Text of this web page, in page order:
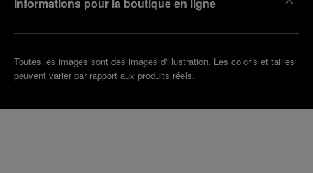
Toutes les images sont des images d'illustration. Les coloris et tailles
peuvent varier par rapport aux produits réels.